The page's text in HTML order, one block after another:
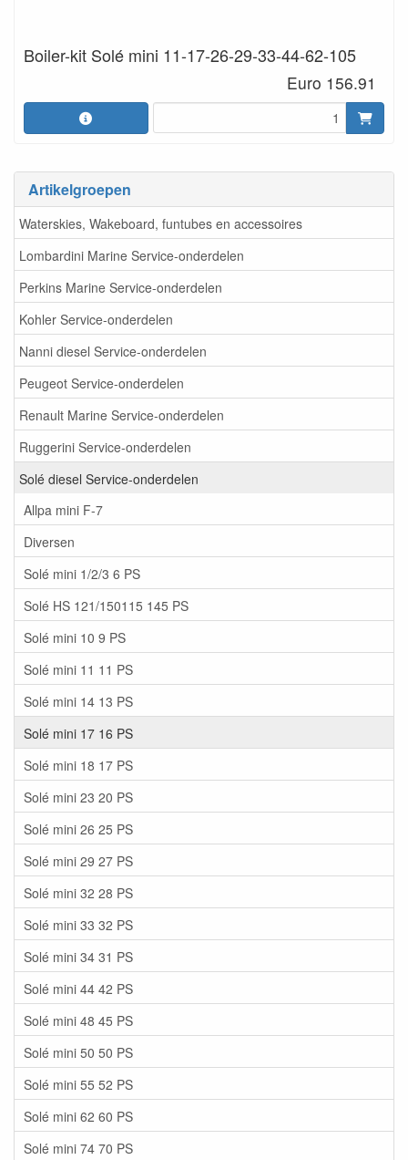
Artikelgroepen
Waterskies, Wakeboard, funtubes en accessoires
Lombardini Marine Service-onderdelen
Perkins Marine Service-onderdelen
Kohler Service-onderdelen
Nanni diesel Service-onderdelen
Peugeot Service-onderdelen
Renault Marine Service-onderdelen
Ruggerini Service-onderdelen
Solé diesel Service-onderdelen
Allpa mini F-7
Diversen
Solé mini 1/2/3 6 PS
Solé HS 121/150115 145 PS
Solé mini 10 9 PS
Solé mini 11 11 PS
Solé mini 14 13 PS
Solé mini 17 16 PS
Solé mini 18 17 PS
Solé mini 23 20 PS
Solé mini 26 25 PS
Solé mini 29 27 PS
Solé mini 32 28 PS
Solé mini 33 32 PS
Solé mini 34 31 PS
Solé mini 44 42 PS
Solé mini 48 45 PS
Solé mini 50 50 PS
Solé mini 55 52 PS
Solé mini 62 60 PS
Solé mini 74 70 PS
Boiler-kit Solé mini 11-17-26-29-33-44-62-105
Euro 156.91